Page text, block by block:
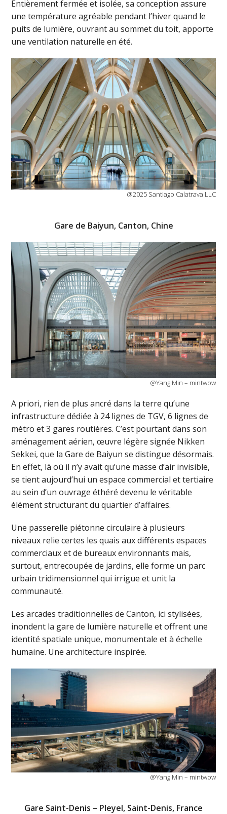
Entièrement fermée et isolée, sa conception assure
une température agréable pendant l’hiver quand le
puits de lumière, ouvrant au sommet du toit, apporte
une ventilation naturelle en été.
@2025 Santiago Calatrava LLC
Gare de Baiyun, Canton, Chine
@Yang Min – mintwow
A priori, rien de plus ancré dans la terre qu’une
infrastructure dédiée à 24 lignes de TGV, 6 lignes de
métro et 3 gares routières. C’est pourtant dans son
aménagement aérien, œuvre légère signée Nikken
Sekkei, que la Gare de Baiyun se distingue désormais.
En effet, là où il n’y avait qu’une masse d’air invisible,
se tient aujourd’hui un espace commercial et tertiaire
au sein d’un ouvrage éthéré devenu le véritable
élément structurant du quartier d’affaires.
Une passerelle piétonne circulaire à plusieurs
niveaux relie certes les quais aux différents espaces
commerciaux et de bureaux environnants mais,
surtout, entrecoupée de jardins, elle forme un parc
urbain tridimensionnel qui irrigue et unit la
communauté.
Les arcades traditionnelles de Canton, ici stylisées,
inondent la gare de lumière naturelle et offrent une
identité spatiale unique, monumentale et à échelle
humaine. Une architecture inspirée.
@Yang Min – mintwow
Gare Saint-Denis – Pleyel, Saint-Denis, France